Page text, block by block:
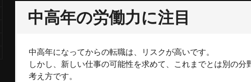
中高年の労働力に注目
中高年になってからの転職は、リスクが高いです。
しかし、新しい仕事の可能性を求めて、これまでとは別の分
考え方です。